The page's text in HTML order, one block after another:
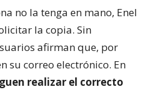
no la tenga en mano, Enel
la copia. Sin
afirman que, por
su correo electrónico. En
realizar el correcto